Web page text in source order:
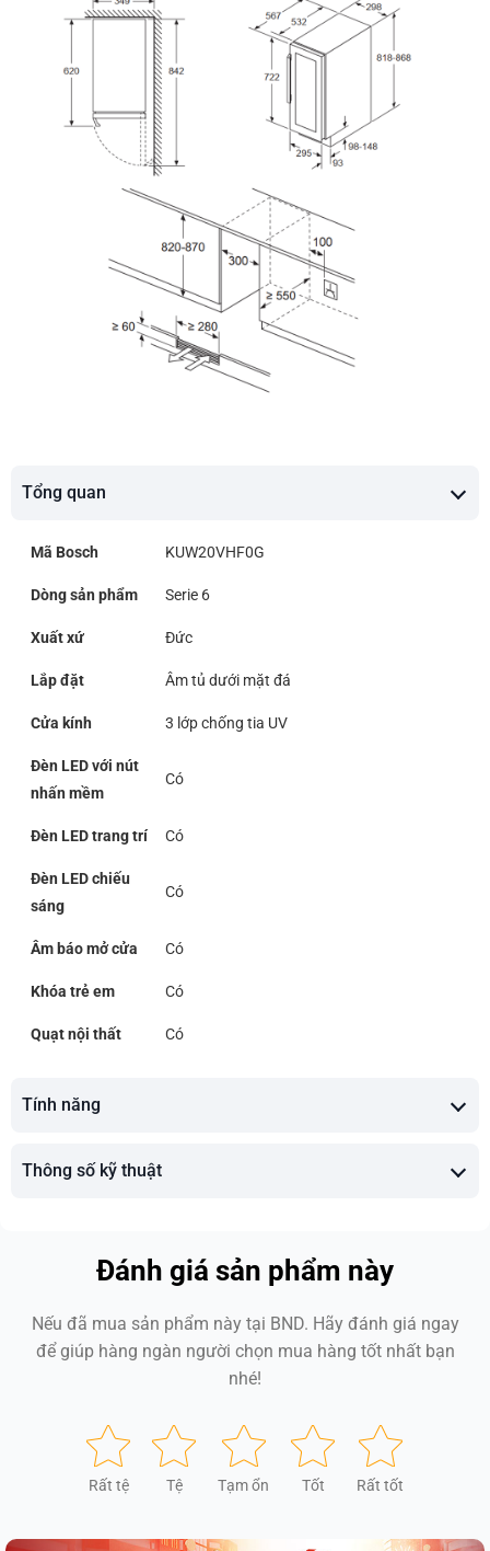
Tổng quan
Mã Bosch KUW20VHF0G
Dòng sản phẩm Serie 6
Xuất xứ Đức
Lắp đặt Âm tủ dưới mặt đá
Cửa kính 3 lớp chống tia UV
Đèn LED với nút
nhấn mềm
Có
Đèn LED trang trí Có
Đèn LED chiếu
sáng
Có
Âm báo mở cửa Có
Khóa trẻ em Có
Quạt nội thất Có
Tính năng
Thông số kỹ thuật
Đánh giá sản phẩm này
Nếu đã mua sản phẩm này tại BND. Hãy đánh giá ngay
để giúp hàng ngàn người chọn mua hàng tốt nhất bạn
nhé!
Rất tệ Tệ Tạm ổn Tốt Rất tốt